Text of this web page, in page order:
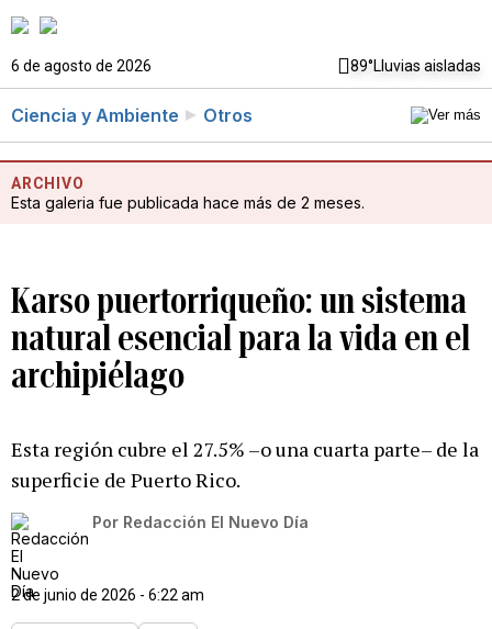
6 de agosto de 2026 89°Lluvias aisladas
Ciencia y Ambiente Otros
ARCHIVO
Esta galeria fue publicada hace más de 2 meses.
Karso puertorriqueño: un sistema
natural esencial para la vida en el
archipiélago
Esta región cubre el 27.5% –o una cuarta parte– de la
superficie de Puerto Rico.
Por Redacción El Nuevo Día
2 de junio de 2026 - 6:22 am